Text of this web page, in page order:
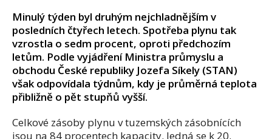
Minulý týden byl druhým nejchladnějším v
posledních čtyřech letech. Spotřeba plynu tak
vzrostla o sedm procent, oproti předchozím
letům. Podle vyjádření Ministra průmyslu a
obchodu České republiky Jozefa Síkely (STAN)
však odpovídala týdnům, kdy je průměrná teplota
přibližně o pět stupňů vyšší.
Celkové zásoby plynu v tuzemských zásobnících
jsou na 84 procentech kapacity. Jedná se k 20.